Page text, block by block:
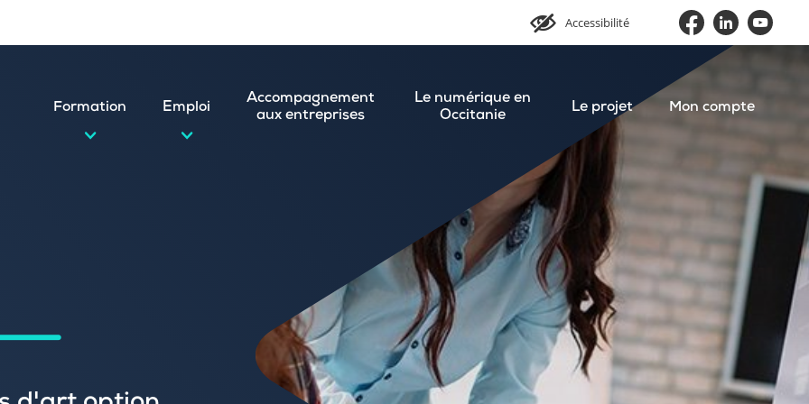
Accessibilité
Formation Emploi
et postuler en ligne
spontanée
Accompagnement
aux entreprises
Le numérique en
Occitanie
Le projet Mon compte